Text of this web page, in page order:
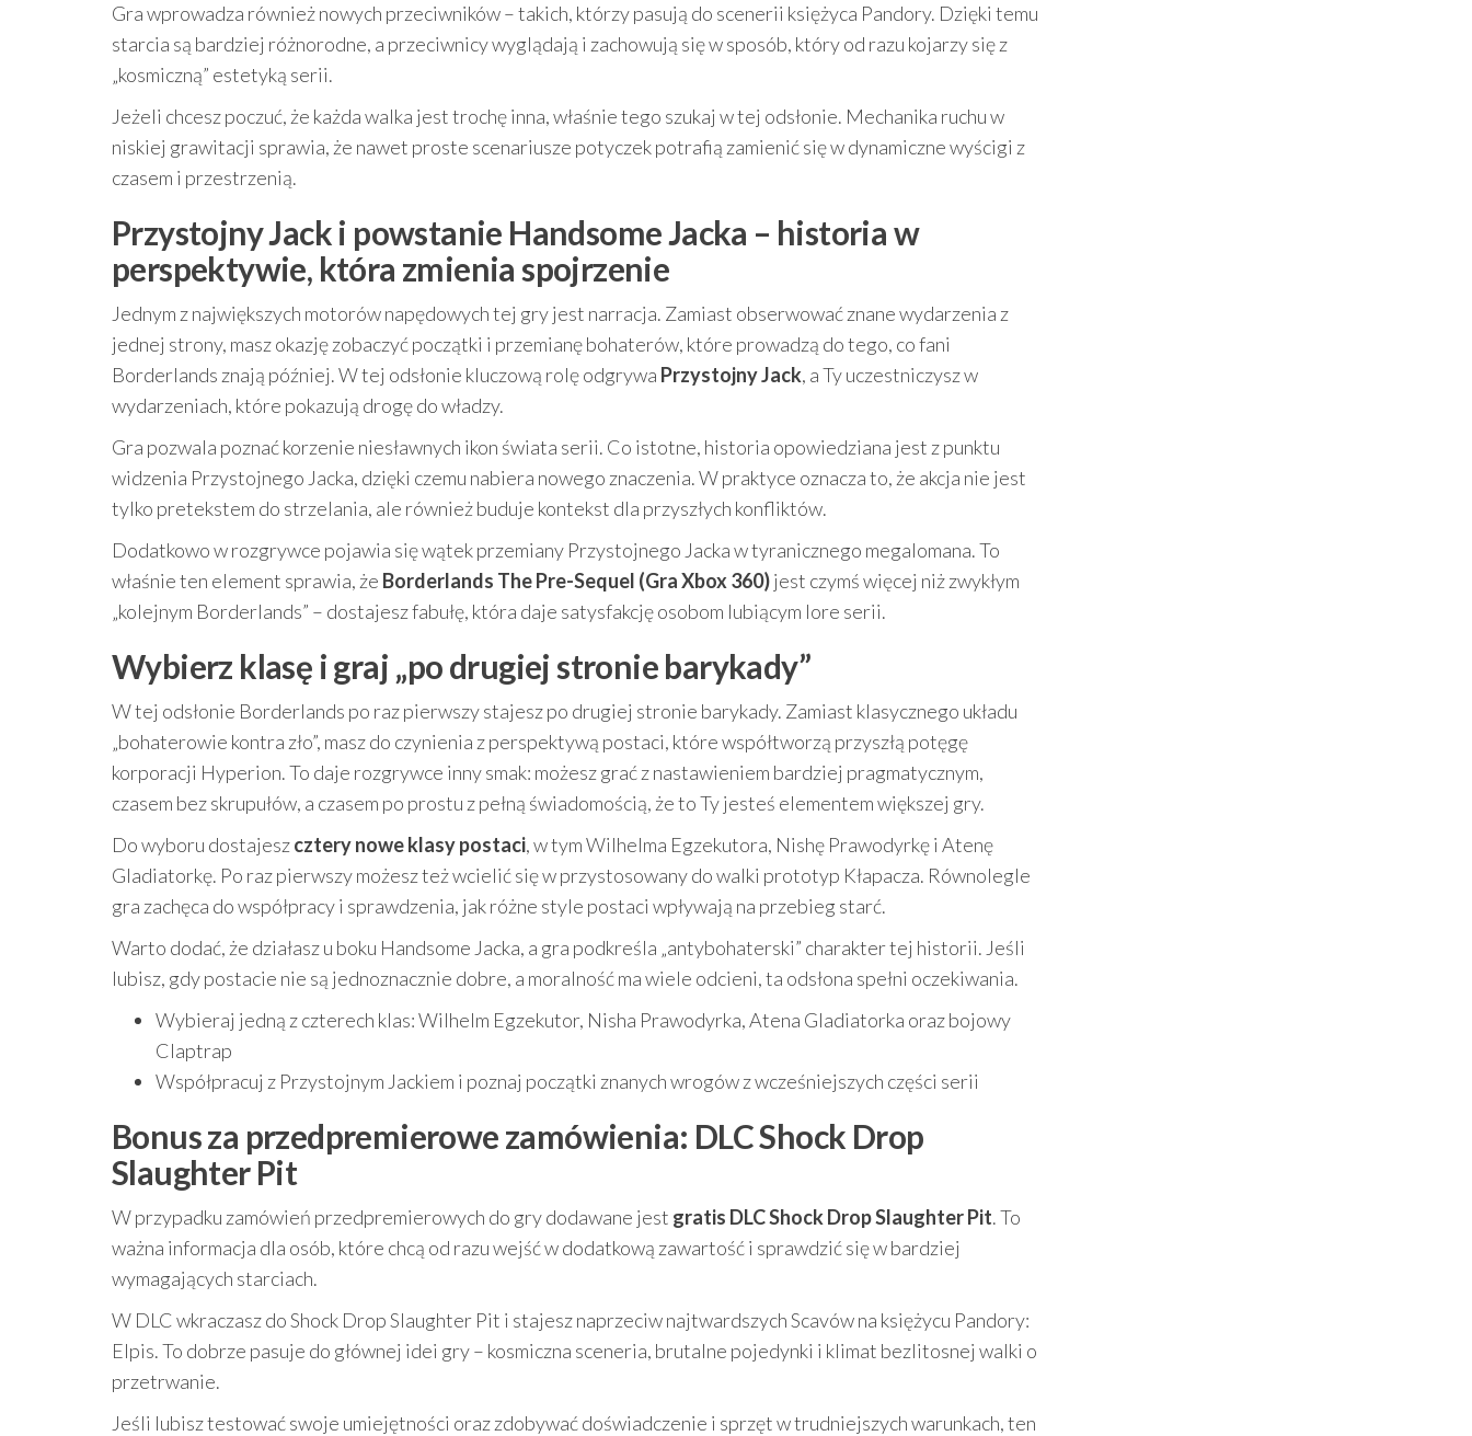
Gra wprowadza również nowych przeciwników – takich, którzy pasują do scenerii księżyca Pandory. Dzięki temu
starcia są bardziej różnorodne, a przeciwnicy wyglądają i zachowują się w sposób, który od razu kojarzy się z
„kosmiczną” estetyką serii.
Jeżeli chcesz poczuć, że każda walka jest trochę inna, właśnie tego szukaj w tej odsłonie. Mechanika ruchu w
niskiej grawitacji sprawia, że nawet proste scenariusze potyczek potrafią zamienić się w dynamiczne wyścigi z
czasem i przestrzenią.
Przystojny Jack i powstanie Handsome Jacka – historia w
perspektywie, która zmienia spojrzenie
Jednym z największych motorów napędowych tej gry jest narracja. Zamiast obserwować znane wydarzenia z
jednej strony, masz okazję zobaczyć początki i przemianę bohaterów, które prowadzą do tego, co fani
Borderlands znają później. W tej odsłonie kluczową rolę odgrywa Przystojny Jack, a Ty uczestniczysz w
wydarzeniach, które pokazują drogę do władzy.
Gra pozwala poznać korzenie niesławnych ikon świata serii. Co istotne, historia opowiedziana jest z punktu
widzenia Przystojnego Jacka, dzięki czemu nabiera nowego znaczenia. W praktyce oznacza to, że akcja nie jest
tylko pretekstem do strzelania, ale również buduje kontekst dla przyszłych konfliktów.
Dodatkowo w rozgrywce pojawia się wątek przemiany Przystojnego Jacka w tyranicznego megalomana. To
właśnie ten element sprawia, że Borderlands The Pre-Sequel (Gra Xbox 360)jest czymś więcej niż zwykłym
„kolejnym Borderlands” – dostajesz fabułę, która daje satysfakcję osobom lubiącym lore serii.
Wybierz klasę i graj „po drugiej stronie barykady”
W tej odsłonie Borderlands po raz pierwszy stajesz po drugiej stronie barykady. Zamiast klasycznego układu
„bohaterowie kontra zło”, masz do czynienia z perspektywą postaci, które współtworzą przyszłą potęgę
korporacji Hyperion. To daje rozgrywce inny smak: możesz grać z nastawieniem bardziej pragmatycznym,
czasem bez skrupułów, a czasem po prostu z pełną świadomością, że to Ty jesteś elementem większej gry.
Do wyboru dostajeszcztery nowe klasy postaci, w tym Wilhelma Egzekutora, Nishę Prawodyrkę i Atenę
Gladiatorkę. Po raz pierwszy możesz też wcielić się w przystosowany do walki prototyp Kłapacza. Równolegle
gra zachęca do współpracy i sprawdzenia, jak różne style postaci wpływają na przebieg starć.
Warto dodać, że działasz u boku Handsome Jacka, a gra podkreśla „antybohaterski” charakter tej historii. Jeśli
lubisz, gdy postacie nie są jednoznacznie dobre, a moralność ma wiele odcieni, ta odsłona spełni oczekiwania.
Wybieraj jedną z czterech klas: Wilhelm Egzekutor, Nisha Prawodyrka, Atena Gladiatorka oraz bojowy
Claptrap
Współpracuj z Przystojnym Jackiem i poznaj początki znanych wrogów z wcześniejszych części serii
Bonus za przedpremierowe zamówienia: DLC Shock Drop
Slaughter Pit
W przypadku zamówień przedpremierowych do gry dodawane jest gratis DLC Shock Drop Slaughter Pit. To
ważna informacja dla osób, które chcą od razu wejść w dodatkową zawartość i sprawdzić się w bardziej
wymagających starciach.
W DLC wkraczasz do Shock Drop Slaughter Pit i stajesz naprzeciw najtwardszych Scavów na księżycu Pandory:
Elpis. To dobrze pasuje do głównej idei gry – kosmiczna sceneria, brutalne pojedynki i klimat bezlitosnej walki o
przetrwanie.
Jeśli lubisz testować swoje umiejętności oraz zdobywać doświadczenie i sprzęt w trudniejszych warunkach, ten